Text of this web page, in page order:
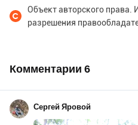
Объект авторского права.
разрешения
Комментарии 6
Сергей Яровой